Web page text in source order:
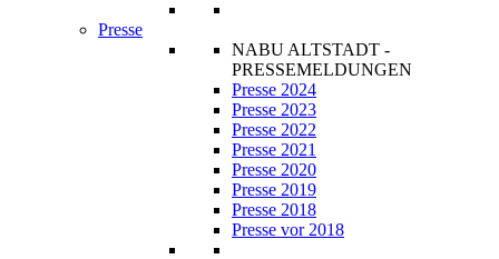
Presse
NABU ALTSTADT -
PRESSEMELDUNGEN
Presse 2024
Presse 2023
Presse 2022
Presse 2021
Presse 2020
Presse 2019
Presse 2018
Presse vor 2018